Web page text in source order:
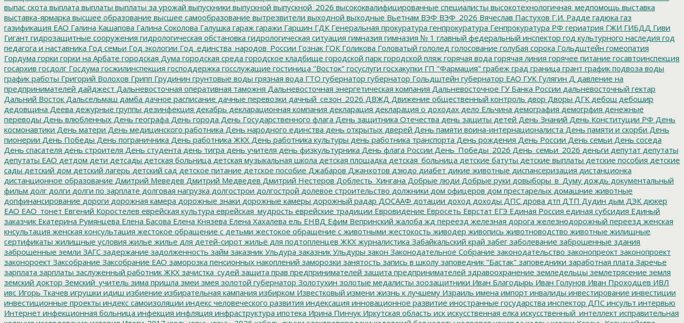
выпас скота выплата выплаты выплаты за урожай выпускники выпускной выпускной_2026 высококвалифицированные специалисты высокотехнологичная_медпомощь выставка
выставка-ярмарка высшее образование высшее самообразование вытрезвители выходной выходные Вьетнам ВЭФ ВЭФ_2026 Вячеслав Пастухов Г.И. Радде гадюка газ
газификация ЕАО Галина Кашапова Галина Соколова Галушка гараж гаражи Гаршин ГДК Генеральная прокуратура генпрокуратура Генпрокуратура РФ гериатрия ГЖИ ГИБДД Гиви
Гигант гидрозащитные сооружения гидрологическая обстановка гидрологическая ситуация гимназия гимназия № 1 главный федеральный инспектор год культурного наследия год
педагога и наставника Год семьи Год экологии Год_единства_народов_России Гознак ГОК Голикова Головатый гололед голосование голубая сорока Гольдштейн гомеопатия
Гордума горки горки на Арбате городская Дума городская среда городское кладбище городской парк городской пляж горячая вода горячая линия горячее питание госавтоинспекция
госархив госдолг Госдума госжилинспекция господдержка госслужащие гостиница "Восток" госуслуги госхакупки ГП "Фармация" грабеж град граница грант график подвоза воды
график работы Григорий Волохов Грипп Грудинин грунтовые воды грязная вода ГТО губернатор губернатор Гольдштейн губернатор ЕАО ГУК Гулягин Д давление на
предпринимателей дайджест Дальневосточная оперативная таможня Дальневосточная энергетическая компания Дальневосточное ГУ Банка России дальневосточный гектар
Дальний Восток Дальсельмаш дамба дачное расписание дачные перевозки дачный_сезон_2026 ДВЖД Движение общественный контроль двор Дворы ДГК дебош дебошир
дедовщина Деева дежурные группы дезинфекция декабрь декларационная компания декларация декларация о доходах дело Ельчина демография демогрфия денежные
переводы День влюбленных День географа День города День Государственного флага День защитника Отечества день защиты детей День Знаний День Конституции РФ День
космонавтики День матери День медицинского работника День народного единства день открытых дверей День памяти воина-интернационалиста День памяти и скорби День
пионерии День Победы День пограничника День работника ЖКХ День работника культуры день работника транспорта День рождения День России День семьи День соседа
День спасателя день строителя День студента день тигра день учителя день физкультурника День флага России День_Победы_2026 День_семьи_2026 деньги депутат депутаты
депутаты ЕАО детдом дети детсады детская больница детская музыкальная школа детская площадка детская_больница детские батуты детские выплаты детские пособия детские
сады детский дом детский лагерь детский сад детское питание детское пособие Джабаров Джанхотов дзюдо диабет дикие животные диспансеризация дистанционка
дистанционное образование Дмитрий Меведев Дмитрий Медведев Дмитрий Нестеров Доблесть_Хингана Добрые люди Добрые руки довыборы_в_Думу дождь документальный
фильм долг долги долги по зарплате долговая нагрузка долгострои долгострой долевое строительство должники дом офицеров дом престарелых домашние животные
допфинансирование дороги дорожная камера дорожные знаки дорожные камеры дорожный радар ДОСААФ дотации доход доходы ДПС дрова дтп ДТП Дудин дым ДЭК дюкер
ЕАО ЕАО_тонет Евгений Коростелев еврейская культура еврейская_мудрость еврейские традиции Евровидение Евросеть Еврстат ЕГЭ Единая Россия единая субсидия Единый
заказчик Екатерина Румянцева Елена Басова Елена Князева Елена Хахалева ель ЕНВД Ефим Вепринский жалоба жд переезд железная дорога железнодорожный переезд женская
кнсультация женская консультация жестокое обращение с детьми жестокое обращение с животными жестокость живодер живопись животноводство животные жилищные
сертификаты жилищные условия жилье жилье для детей-сирот жильё для подтопленцев ЖКХ журналистика Забайкальский край забег заболевание заброшенные здания
заброшенные земли ЗАГС задержание задолженность займ заказник Ульдура заказник Ульдуры закон Законодательное Собрание законодательство законопреокт законопроект
законороект Заксобрание Заксобрание ЕАО заморозка пенсионных накоплений заморозки занятость запись в школу заповедник "Бастак" заповедники заработная плата Заречье
зарплата зарплаты заслуженный работник ЖКХ зачистка_судей защита прав предпринимателей защита предпринимателей здравоохранение земледельцы землетрясение земля
земский доктор Земский_учитель зима пришла змеи змея золотой губернатор Золотухин золотые медалисты зоозащитники Иван Благодырь Иван Голунов Иван Проходцев ИВЛ
ивс Игорь Ткачев игрушки идиш избиение избирательная кампания избирком Известковый измени жизнь к лучшему Израиль имена импорт инвалиды инвестирование инвестиции
инвестиционные проекты индекс самоизоляции индекс человеческого развития индексация инновационное развитие иностранные государства инспектор ДПС инсульт интервью
Интернет инфекционная больница инфекция инфляция инфраструктура ипотека Ирина Пинчук Иркутская область иск искусственная елка искусственный_интеллект исправительная